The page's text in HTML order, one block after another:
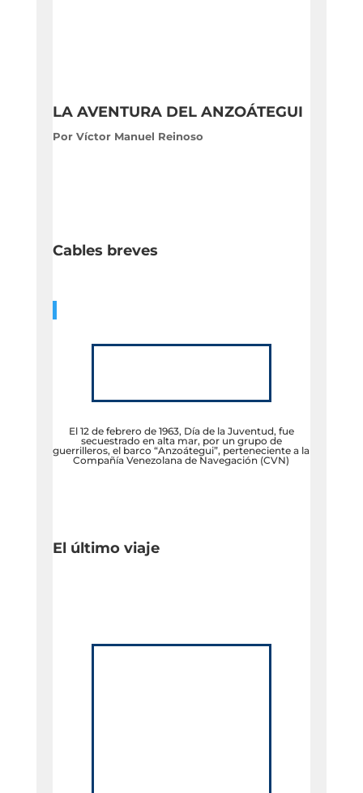
LA AVENTURA DEL ANZOÁTEGUI
Por Víctor Manuel Reinoso
Cables breves
El 12 de febrero de 1963, Día de la Juventud, fue
secuestrado en alta mar, por un grupo de
guerrilleros, el barco “Anzoátegui”, perteneciente a la
Compañía Venezolana de Navegación (CVN)
El último viaje